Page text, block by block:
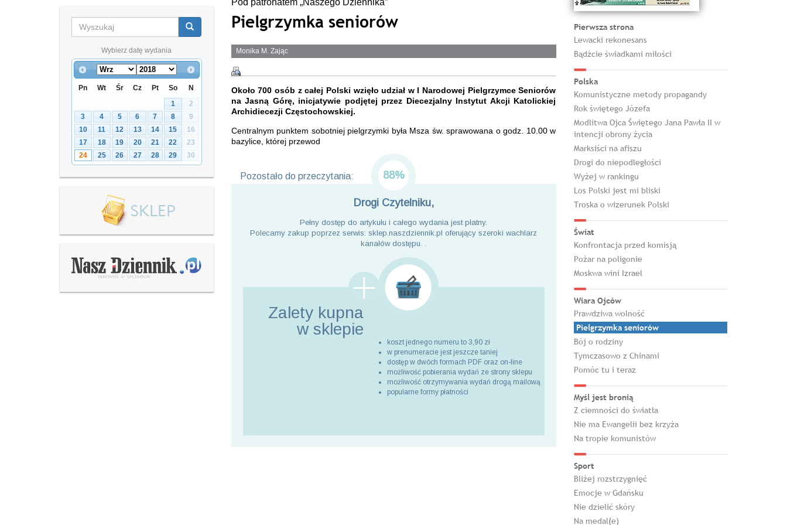
Wybierz datę wydania
Pn Wt Śr Cz Pt So
N
1
2
3
4 5 6 7 8
9
10
11 12 13 14 15
16
17
18 19 20 21 22
23
24
25 26 27 28 29 30
Pod patronatem „Naszego Dziennika”
Pielgrzymka seniorów
Monika M. Zając
Około 700 osób z całej Polski wzięło udział w I Narodowej Pielgrzymce Seniorów
na Jasną Górę, inicjatywie podjętej przez Diecezjalny Instytut Akcji Katolickiej
Archidiecezji Częstochowskiej.
Centralnym punktem sobotniej pielgrzymki była Msza św. sprawowana o godz. 10.00 w
bazylice, której przewod
Pozostało do przeczytania: 88%
Drogi Czytelniku,
Pełny dostęp do artykułu i całego wydania jest płatny.
Polecamy zakup poprzez serwis: sklep.naszdziennik.pl oferujący szeroki wachlarz
kanałów dostępu. .
Zalety kupna
w sklepie
koszt jednego numeru to 3,90 zł
w prenumeracie jest jeszcze taniej
dostęp w dwóch formach PDF oraz on-line
możliwość pobierania wydań ze strony sklepu
możliwość otrzymywania wydań drogą mailową
popularne formy płatności
Pierwsza strona
Lewacki rekonesans
Bądźcie świadkami miłości
Polska
Komunistyczne metody propagandy
Rok świętego Józefa
Modlitwa Ojca Świętego Jana Pawła II w
intencji obrony życia
Marksiści na afiszu
Drogi do niepodległości
Wyżej w rankingu
Los Polski jest mi bliski
Troska o wizerunek Polski
Świat
Konfrontacja przed komisją
Pożar na poligonie
Moskwa wini Izrael
Wiara Ojców
Prawdziwa wolność
Pielgrzymka seniorów
Bój o rodziny
Tymczasowo z Chinami
Pomóc tu i teraz
Myśl jest bronią
Z ciemności do światła
Nie ma Ewangelii bez krzyża
Na tropie komunistów
Sport
Bliżej rozstrzygnięć
Emocje w Gdańsku
Nie dzielić skóry
Na medal(e)